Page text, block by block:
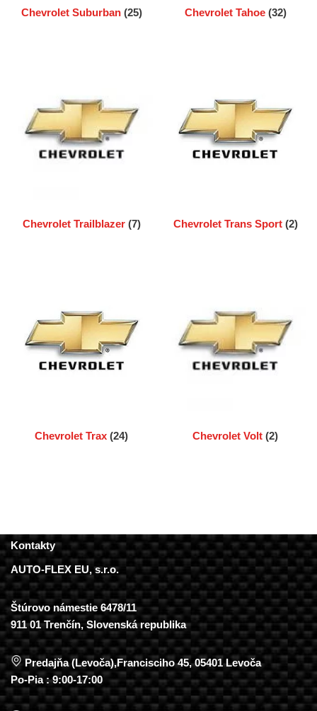
Chevrolet Suburban (25) Chevrolet Tahoe (32)
Chevrolet Trailblazer (7) Chevrolet Trans Sport (2)
Chevrolet Trax(24) Chevrolet Volt(2)
Kontakty
AUTO-FLEX EU, s.r.o.
Štúrovo námestie 6478/11
911 01 Trenčín, Slovenská republika
Predajňa (Levoča),Francisciho 45, 05401 Levoča
Po-Pia : 9:00-17:00